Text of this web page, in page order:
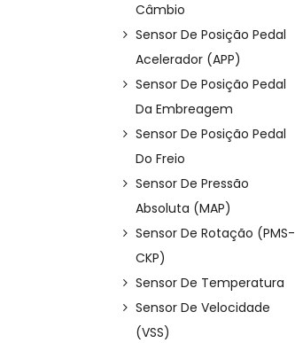
Câmbio
Sensor De Posição Pedal
Acelerador (APP)
Sensor De Posição Pedal
Da Embreagem
Sensor De Posição Pedal
Do Freio
Sensor De Pressão
Absoluta (MAP)
Sensor De Rotação (PMS-
CKP)
Sensor De Temperatura
Sensor De Velocidade
(VSS)